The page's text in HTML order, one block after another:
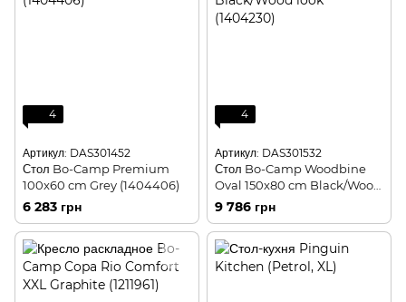
4
Артикул: DAS301452
Стол Bo-Camp Premium
100x60 cm Grey (1404406)
6 283 грн
4
Артикул: DAS301532
Стол Bo-Camp Woodbine
Oval 150x80 cm Black/Wood
look (1404230)
9 786 грн